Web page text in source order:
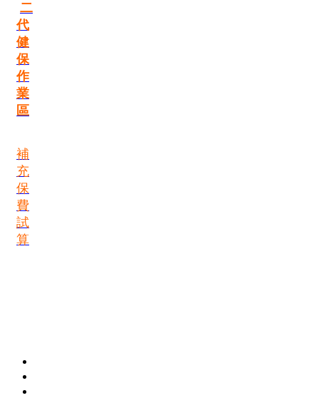
二
代
健
保
作
業
區
補
充
保
費
試
算